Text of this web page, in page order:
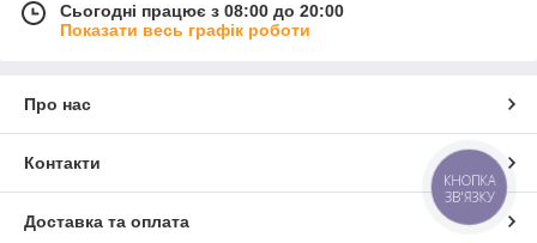
Сьогодні працює з 08:00 до 20:00
Показати весь графік роботи
Про нас
Контакти
Доставка та оплата
КНОПКА
ЗВ'ЯЗКУ